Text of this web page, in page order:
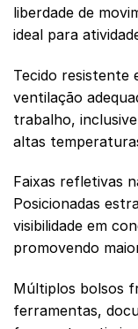
liberdade de
ideal para
Tecido resistente
ventilação
trabalho,
altas
Faixas refletivas
Posicionadas
visibilidade em
promovendo
Múltiplos bolsos
ferramentas,